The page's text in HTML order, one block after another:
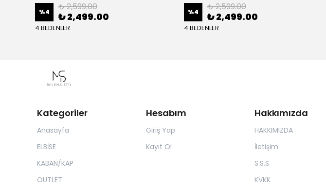
%4 ₺ 2,599.00
₺ 2,499.00
4 BEDENLER
%4 ₺ 2,599.00
₺ 2,499.00
4 BEDENLER
Kategoriler
Anasayfa
ELBİSE
KABAN/KAP
OUTLET
Hesabım
Giriş Yap
Kayıt Ol
Hakkımızda
HAKKIMIZDA
İletişim
S.S.S
KVKK